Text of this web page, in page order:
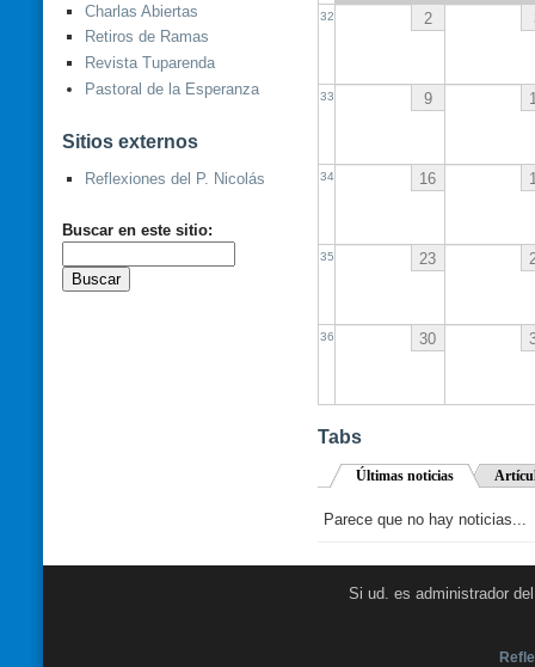
Charlas Abiertas
Retiros de Ramas
Revista Tuparenda
Pastoral de la Esperanza
Sitios externos
Reflexiones del P. Nicolás
Buscar en este sitio:
32 2
33 9
34 16
35 23
36 30
Tabs
Últimas noticias
Parece que no hay noticias...
Si ud. es administrador